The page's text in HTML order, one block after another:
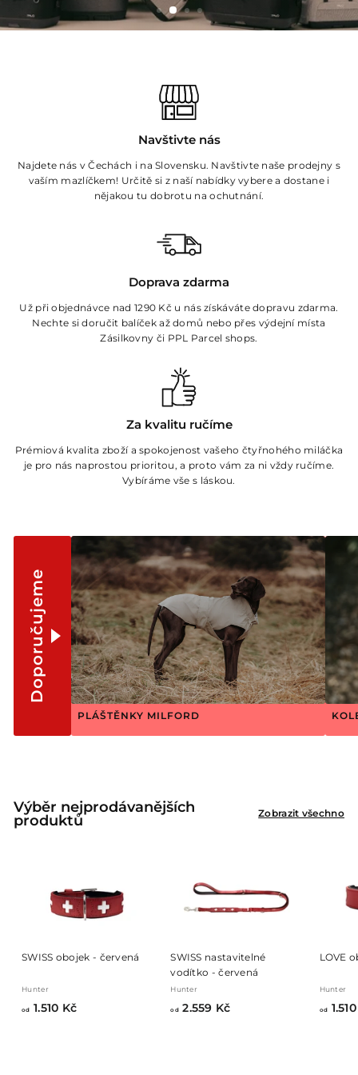
Navštivte nás
Najdete nás v Čechách i na Slovensku. Navštivte naše prodejny s
vaším mazlíčkem! Určitě si z naší nabídky vybere a dostane i
nějakou tu dobrotu na ochutnání.
Doprava zdarma
Už při objednávce nad 1290 Kč u nás získáváte dopravu zdarma.
Nechte si doručit balíček až domů nebo přes výdejní místa
Zásilkovny či PPL Parcel shops.
Za kvalitu ručíme
Prémiová kvalita zboží a spokojenost vašeho čtyřnohého miláčka
je pro nás naprostou prioritou, a proto vám za ni vždy ručíme.
Vybíráme vše s láskou.
Doporučujeme
PLÁŠTĚNKY MILFORD
Výběr nejprodávanějších
produktů
Zobrazit všechno
SWISS obojek - červená
Hunter
od 1.510 Kčo
SWISS nastavitelné
vodítko - červená
Hunter
od2.559 Kčo
LOVE
Hunter
od